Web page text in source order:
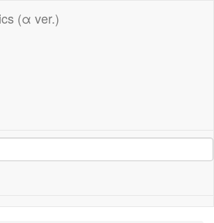
(α ver.)